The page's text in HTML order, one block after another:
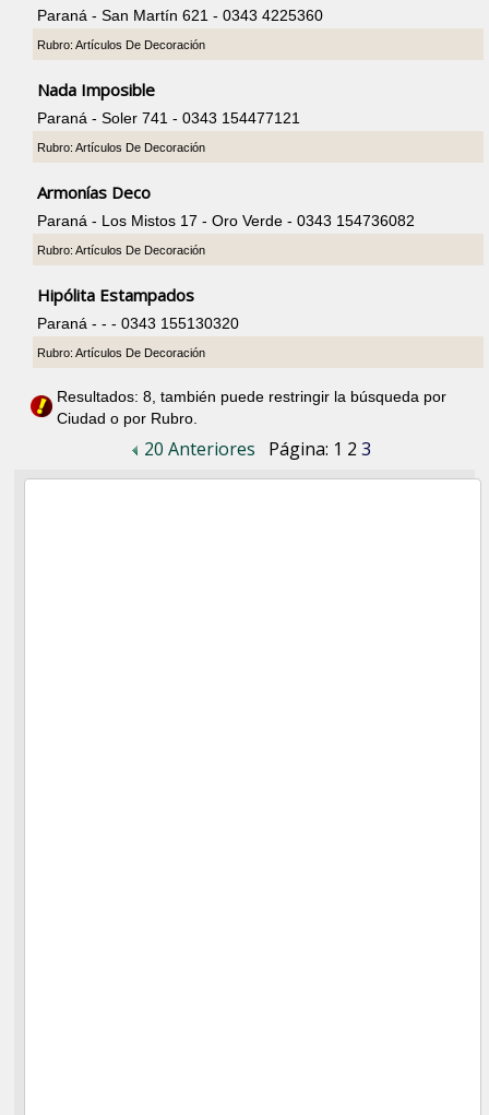
Paraná - San Martín 621 - 0343 4225360
Rubro: Artículos De Decoración
Nada Imposible
Paraná - Soler 741 - 0343 154477121
Rubro: Artículos De Decoración
Armonías Deco
Paraná - Los Mistos 17 - Oro Verde - 0343 154736082
Rubro: Artículos De Decoración
Hipólita Estampados
Paraná - - - 0343 155130320
Rubro: Artículos De Decoración
Resultados: 8, también puede restringir la búsqueda por
Ciudad o por Rubro.
20 Anteriores Página: 1 2 3